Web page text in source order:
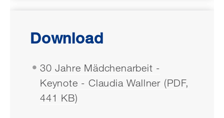
Download
30 Jahre Mädchenarbeit -
Keynote - Claudia Wallner (PDF,
441 KB)